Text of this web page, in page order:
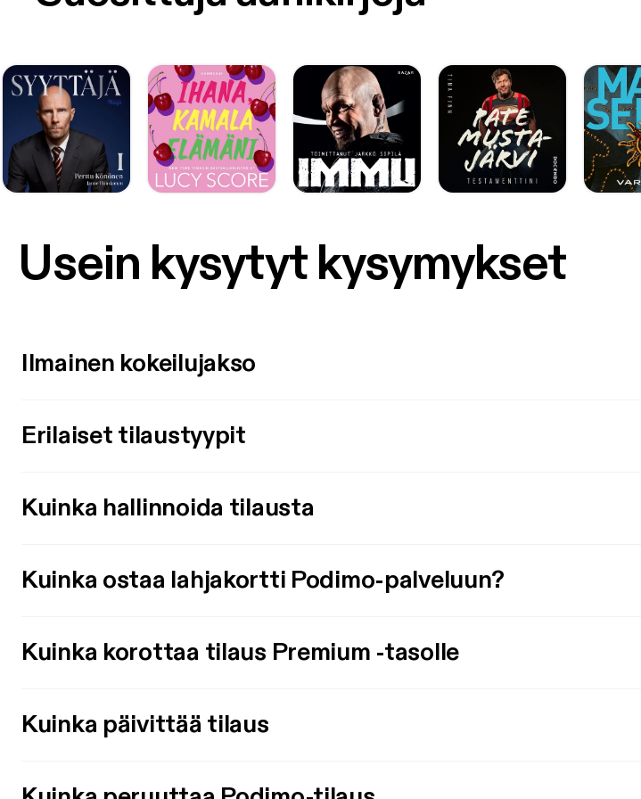
Usein kysytyt kysymykset
Ilmainen kokeilujakso
Erilaiset tilaustyypit
Kuinka hallinnoida tilausta
Kuinka ostaa lahjakortti Podimo-palveluun?
Kuinka korottaa tilaus Premium -tasolle
Kuinka päivittää tilaus